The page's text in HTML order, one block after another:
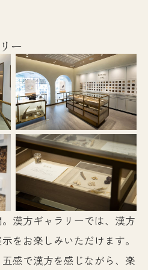
ー
漢方ギャラリーでは、漢方
をお楽しみいただけます。
感で漢方を感じながら、楽